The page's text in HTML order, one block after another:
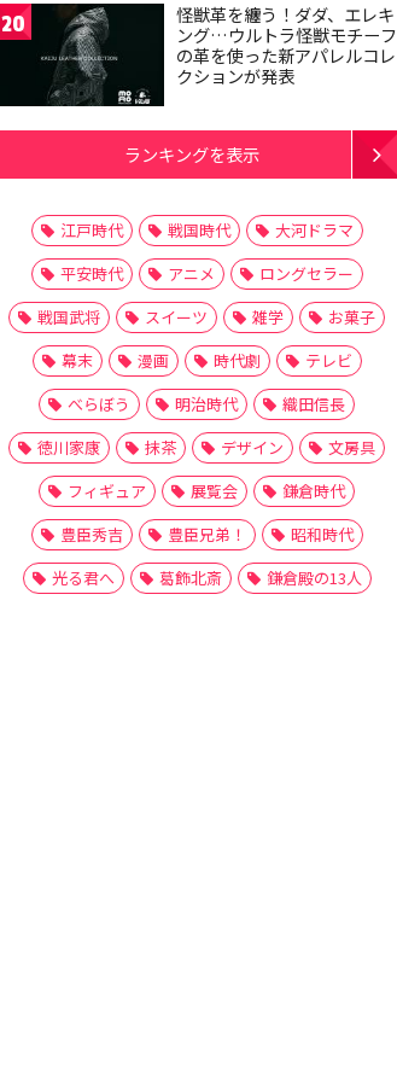
20
怪獣革を纏う！ダダ、エレキ
ング…ウルトラ怪獣モチーフ
の革を使った新アパレルコレ
クションが発表
ランキングを表示
江戸時代 戦国時代
大河ドラマ
平安時代
アニメ
ロングセラー
戦国武将
スイーツ 雑学
お菓子
幕末
漫画 時代劇
テレビ
べらぼう
明治時代
織田信長
徳川家康
抹茶 デザイン
文房具
フィギュア
展覧会
鎌倉時代
豊臣秀吉
豊臣兄弟！
昭和時代
光る君へ
葛飾北斎 鎌倉殿の13人